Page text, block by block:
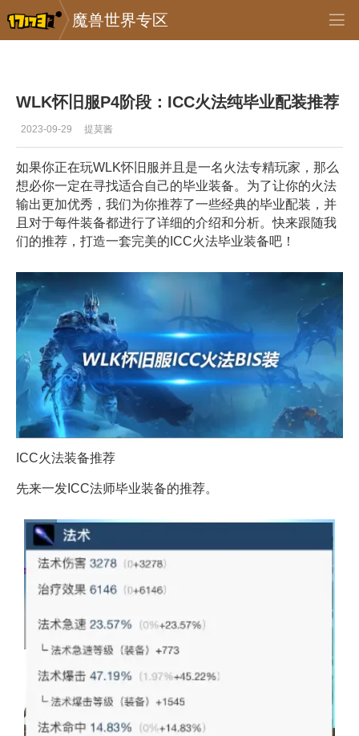
魔兽世界专区
专区_《魔兽世界》 >
WLK怀旧服P4阶段：ICC火法纯毕业配装推荐
2023-09-29 提莫酱
如果你正在玩WLK怀旧服并且是一名火法专精玩家，那么
想必你一定在寻找适合自己的毕业装备。为了让你的火法
输出更加优秀，我们为你推荐了一些经典的毕业配装，并
且对于每件装备都进行了详细的介绍和分析。快来跟随我
们的推荐，打造一套完美的ICC火法毕业装备吧！
ICC火法装备推荐
先来一发ICC法师毕业装备的推荐。